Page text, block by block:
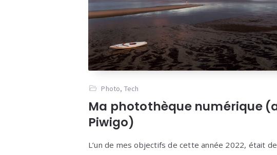
Photo, Tech
Ma photothèque numérique
Piwigo)
L’un de mes objectifs de cette année 2022, était